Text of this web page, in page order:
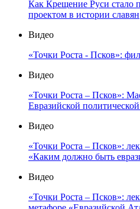
Как Крещение Руси стало
проектом в истории славян
Видео
«Точки Роста - Псков»:
Видео
«Точки Роста – Псков»:
Евразийской
Видео
«Точки Роста – Псков»:
«Каким должно быть
Видео
«Точки Роста – Псков»: